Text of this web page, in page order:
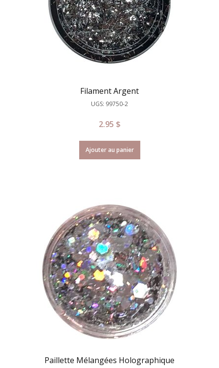
Filament Argent
UGS: 99750-2
2.95 $
Ajouter au panier
Paillette Mélangées Holographique